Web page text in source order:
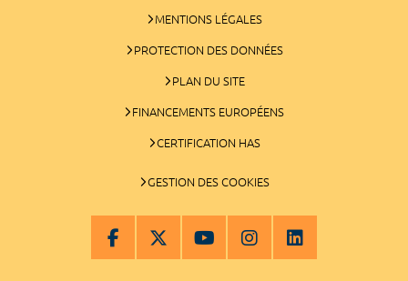
MENTIONS LÉGALES
PROTECTION DES DONNÉES
PLAN DU SITE
FINANCEMENTS EUROPÉENS
CERTIFICATION HAS
GESTION DES COOKIES